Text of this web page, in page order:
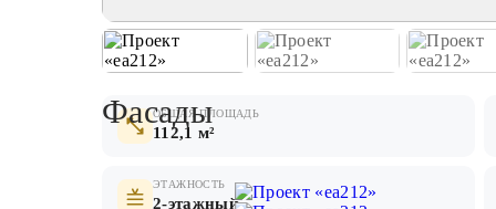
ОБЩАЯ ПЛОЩАДЬ
112,1 м²
ЭТАЖНОСТЬ
2-этажный
Фасады